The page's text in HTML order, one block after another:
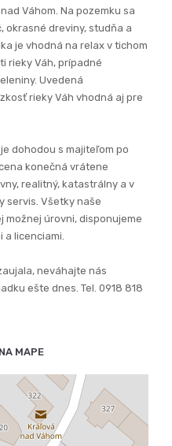
Váhom. Na pozemku sa
okrasné dreviny, studňa a
je vhodná na relax v tichom
rieky Váh, prípadné
Uvedená
rieky Váh vhodná aj pre
dohodou s majiteľom po
konečná vrátene
realitný, katastrálny a v
servis. Všetky naše
možnej úrovni, disponujeme
licenciami.
neváhajte nás
ešte dnes. Tel. 0918 818
MAPE